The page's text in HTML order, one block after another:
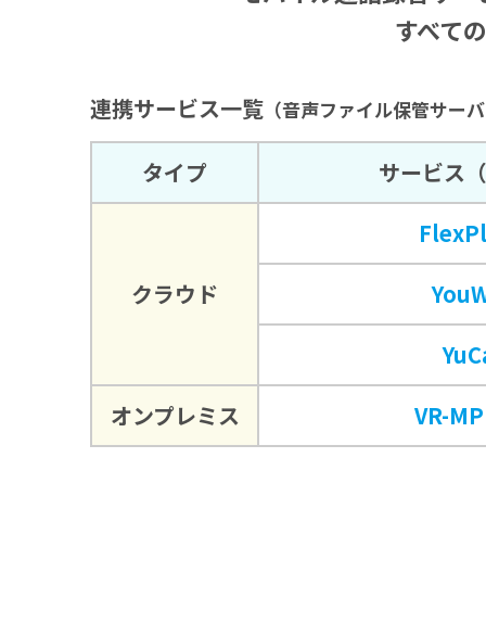
すべて
連携サービス一覧 （音声ファイル保管サー
タイプ サービス
クラウド
オンプレミス
VR-